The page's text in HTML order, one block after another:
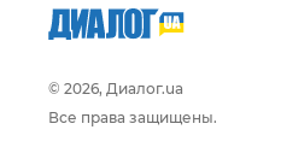
© 2026, Диалог.ua
Все права защищены.